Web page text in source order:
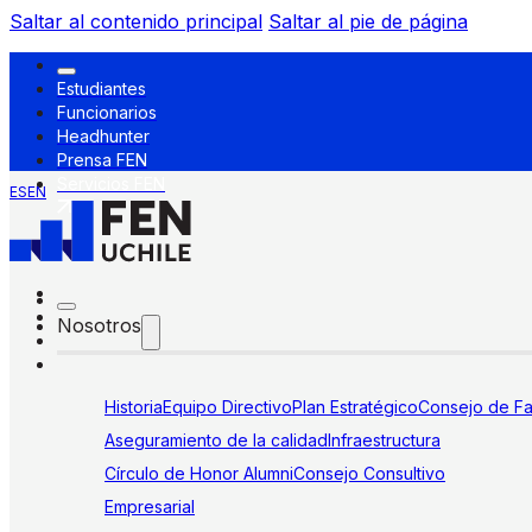
Saltar al contenido principal Saltar al pie de página
Estudiantes
Funcionarios
Headhunter
Prensa FEN
ESEN
Nosotros
HistoriaEquipo DirectivoPlan EstratégicoConsejo de
Aseguramiento de la calidadInfraestructura
Círculo de Honor AlumniConsejo Consultivo
Empresarial